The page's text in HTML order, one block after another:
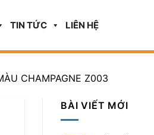
TIN TỨC LIÊN HỆ
CHAMPAGNE Z003
BÀI VIẾT MỚI